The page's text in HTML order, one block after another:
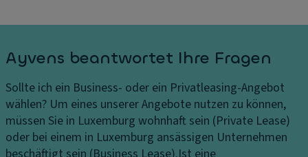
Ayvens beantwortet Ihre Fragen
Sollte ich ein Business- oder ein Privatleasing-Angebot
wählen? Um eines unserer Angebote nutzen zu können,
müssen Sie in Luxemburg wohnhaft sein (Private Lease)
oder bei einem in Luxemburg ansässigen Unternehmen